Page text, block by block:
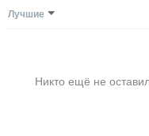
Лучшие
Никто ещё не